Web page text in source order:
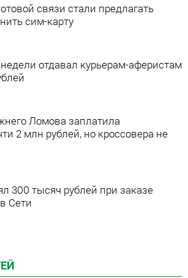
связи стали предлагать
сим-карту
отдавал курьерам-аферистам
Ломова заплатила
2 млн рублей, но кроссовера не
300 тысяч рублей при заказе
Сети